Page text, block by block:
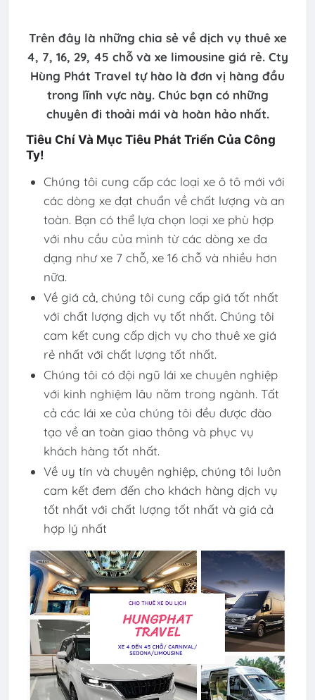
Trên đây là những chia sẻ về dịch vụ thuê xe
4, 7, 16, 29, 45 chỗ và xe limousine giá rẻ. Cty
Hùng Phát Travel tự hào là đơn vị hàng đầu
trong lĩnh vực này. Chúc bạn có những
chuyên đi thoải mái và hoàn hảo nhất.
Tiêu Chí Và Mục Tiêu Phát Triển Của Công
Ty!
Chúng tôi cung cấp các loại xe ô tô mới với
các dòng xe đạt chuẩn về chất lượng và an
toàn. Bạn có thể lựa chọn loại xe phù hợp
với nhu cầu của mình từ các dòng xe đa
dạng như xe 7 chỗ, xe 16 chỗ và nhiều hơn
nữa.
Về giá cả, chúng tôi cung cấp giá tốt nhất
với chất lượng dịch vụ tốt nhất. Chúng tôi
cam kết cung cấp dịch vụ cho thuê xe giá
rẻ nhất với chất lượng tốt nhất.
Chúng tôi có đội ngũ lái xe chuyên nghiệp
với kinh nghiệm lâu năm trong ngành. Tất
cả các lái xe của chúng tôi đều được đào
tạo về an toàn giao thông và phục vụ
khách hàng tốt nhất.
Về uy tín và chuyên nghiệp, chúng tôi luôn
cam kết đem đến cho khách hàng dịch vụ
tốt nhất với chất lượng tốt nhất và giá cả
hợp lý nhất